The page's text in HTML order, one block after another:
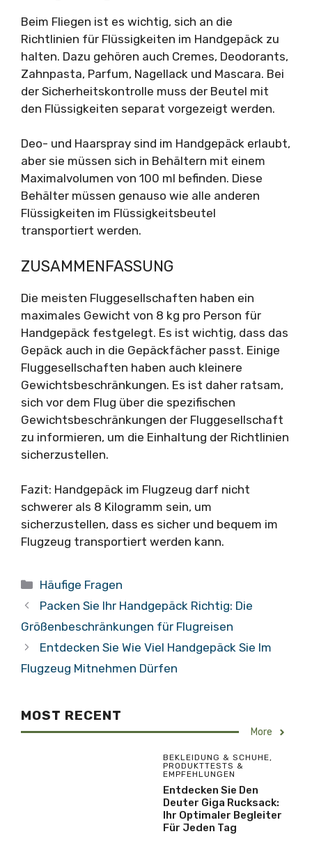
Beim Fliegen ist es wichtig, sich an die
Richtlinien für Flüssigkeiten im Handgepäck zu
halten. Dazu gehören auch Cremes, Deodorants,
Zahnpasta, Parfum, Nagellack und Mascara. Bei
der Sicherheitskontrolle muss der Beutel mit
den Flüssigkeiten separat vorgezeigt werden.
Deo- und Haarspray sind im Handgepäck erlaubt,
aber sie müssen sich in Behältern mit einem
Maximalvolumen von 100 ml befinden. Diese
Behälter müssen genauso wie alle anderen
Flüssigkeiten im Flüssigkeitsbeutel
transportiert werden.
ZUSAMMENFASSUNG
Die meisten Fluggesellschaften haben ein
maximales Gewicht von 8 kg pro Person für
Handgepäck festgelegt. Es ist wichtig, dass das
Gepäck auch in die Gepäckfächer passt. Einige
Fluggesellschaften haben auch kleinere
Gewichtsbeschränkungen. Es ist daher ratsam,
sich vor dem Flug über die spezifischen
Gewichtsbeschränkungen der Fluggesellschaft
zu informieren, um die Einhaltung der Richtlinien
sicherzustellen.
Fazit: Handgepäck im Flugzeug darf nicht
schwerer als 8 Kilogramm sein, um
sicherzustellen, dass es sicher und bequem im
Flugzeug transportiert werden kann.
Kategorien
Häufige Fragen
Packen Sie Ihr Handgepäck Richtig: Die
Größenbeschränkungen für Flugreisen
Entdecken Sie Wie Viel Handgepäck Sie Im
Flugzeug Mitnehmen Dürfen
MOST RECENT
More
BEKLEIDUNG & SCHUHE,
PRODUKTTESTS &
EMPFEHLUNGEN
Entdecken Sie Den
Deuter Giga Rucksack:
Ihr Optimaler Begleiter
Für Jeden Tag